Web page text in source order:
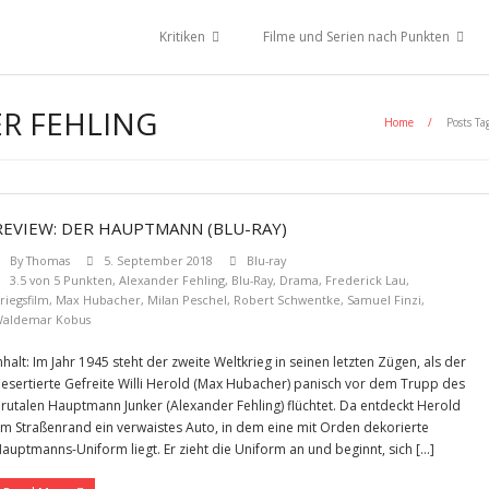
Kritiken Filme und Serien nach Punkten
FEHLING Home / Posts
DER HAUPTMANN (BLU-RAY)
ByThomas 5. September 2018
Blu-ray
3.5 von 5 Punkten,Alexander Fehling, Blu-Ray, Drama, Frederick Lau,
, Max Hubacher, Milan Peschel, Robert Schwentke, Samuel Finzi,
Kobus
Im Jahr 1945 steht der zweite Weltkrieg in seinen letzten Zügen, als der
Gefreite Willi Herold (Max Hubacher) panisch vor dem Trupp des
Hauptmann Junker (Alexander Fehling) flüchtet. Da entdeckt Herold
Straßenrand ein verwaistes Auto, in dem eine mit Orden dekorierte
Uniform liegt. Er zieht die Uniform an und beginnt, sich […]